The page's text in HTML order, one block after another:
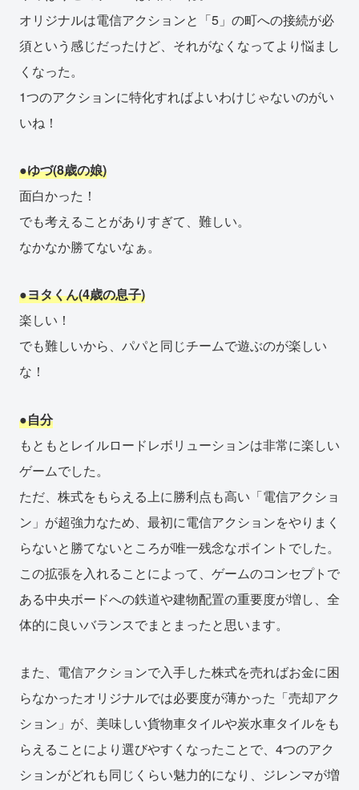
オリジナルは電信アクションと「5」の町への接続が必
須という感じだったけど、それがなくなってより悩まし
くなった。
1つのアクションに特化すればよいわけじゃないのがい
いね！
●ゆづ(8歳の娘)
面白かった！
でも考えることがありすぎて、難しい。
なかなか勝てないなぁ。
●ヨタくん(4歳の息子)
楽しい！
でも難しいから、パパと同じチームで遊ぶのが楽しい
な！
●自分
もともとレイルロードレボリューションは非常に楽しい
ゲームでした。
ただ、株式をもらえる上に勝利点も高い「電信アクショ
ン」が超強力なため、最初に電信アクションをやりまく
らないと勝てないところが唯一残念なポイントでした。
この拡張を入れることによって、ゲームのコンセプトで
ある中央ボードへの鉄道や建物配置の重要度が増し、全
体的に良いバランスでまとまったと思います。
また、電信アクションで入手した株式を売ればお金に困
らなかったオリジナルでは必要度が薄かった「売却アク
ション」が、美味しい貨物車タイルや炭水車タイルをも
らえることにより選びやすくなったことで、4つのアク
ションがどれも同じくらい魅力的になり、ジレンマが増